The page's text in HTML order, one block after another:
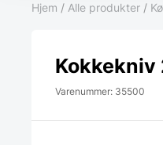
Hjem / Alle produkter /
Kokkekniv
Varenummer: 35500